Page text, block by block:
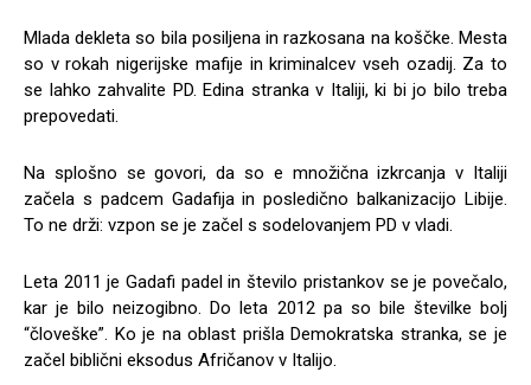
Mlada dekleta so bila posiljena in razkosana na koščke. Mesta
so v rokah nigerijske mafije in kriminalcev vseh ozadij. Za to
se lahko zahvalite PD. Edina stranka v Italiji, ki bi jo bilo treba
prepovedati.
Na splošno se govori, da so e množična izkrcanja v Italiji
začela s padcem Gadafija in posledično balkanizacijo Libije.
To ne drži: vzpon se je začel s sodelovanjem PD v vladi.
Leta 2011 je Gadafi padel in število pristankov se je povečalo,
kar je bilo neizogibno. Do leta 2012 pa so bile številke bolj
“človeške”. Ko je na oblast prišla Demokratska stranka, se je
začel biblični eksodus Afričanov v Italijo.